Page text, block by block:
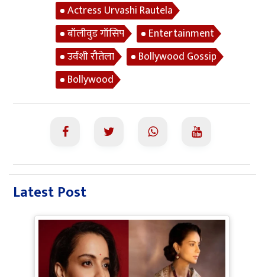
Actress Urvashi Rautela
बॉलीवुड गॉसिप
Entertainment
उर्वशी रौतेला
Bollywood Gossip
Bollywood
Latest Post